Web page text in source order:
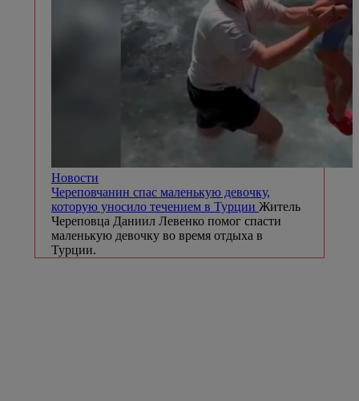
Новости
Череповчанин спас маленькую девочку,
которую уносило течением в Турции Житель
Череповца Даниил Левенко помог спасти
маленькую девочку во время отдыха в
Турции.